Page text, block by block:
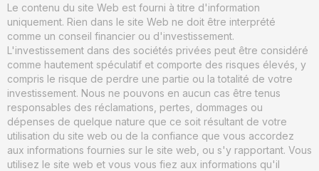
Le contenu du site Web est fourni à titre d'information
uniquement. Rien dans le site Web ne doit être interprété
comme un conseil financier ou d'investissement.
L'investissement dans des sociétés privées peut être considéré
comme hautement spéculatif et comporte des risques élevés, y
compris le risque de perdre une partie ou la totalité de votre
investissement. Nous ne pouvons en aucun cas être tenus
responsables des réclamations, pertes, dommages ou
dépenses de quelque nature que ce soit résultant de votre
utilisation du site web ou de la confiance que vous accordez
aux informations fournies sur le site web, ou s'y rapportant. Vous
utilisez le site web et vous vous fiez aux informations qu'il